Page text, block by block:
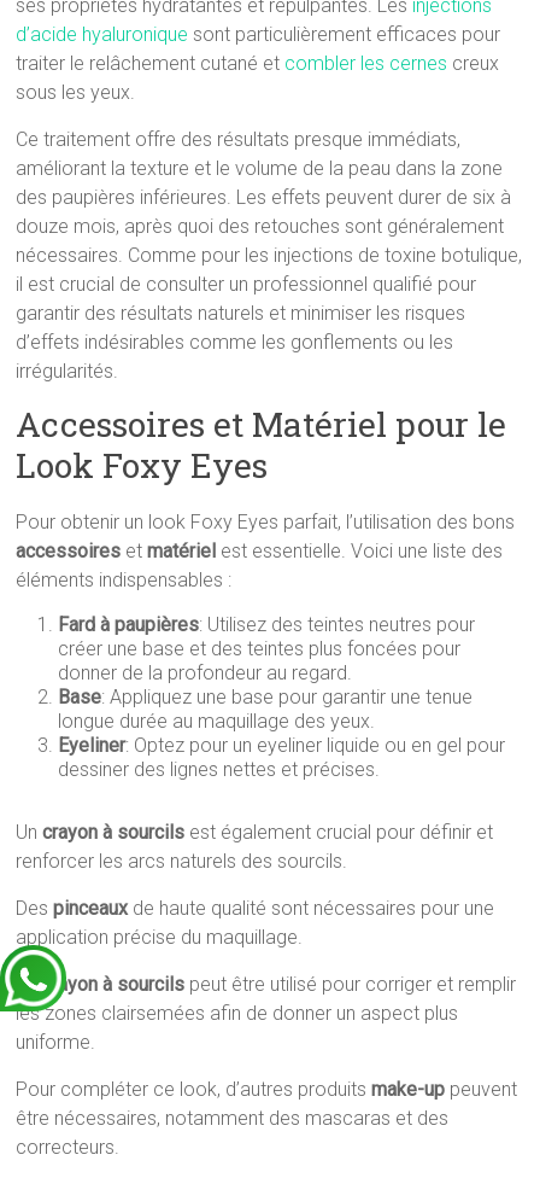
ses propriétés hydratantes et repulpantes. Les injections
d’acide hyaluronique sont particulièrement efficaces pour
traiter le relâchement cutané et combler les cernes creux
sous les yeux.
Ce traitement offre des résultats presque immédiats,
améliorant la texture et le volume de la peau dans la zone
des paupières inférieures. Les effets peuvent durer de six à
douze mois, après quoi des retouches sont généralement
nécessaires. Comme pour les injections de toxine botulique,
il est crucial de consulter un professionnel qualifié pour
garantir des résultats naturels et minimiser les risques
d’effets indésirables comme les gonflements ou les
irrégularités.
Accessoires et Matériel pour le
Look Foxy Eyes
Pour obtenir un look Foxy Eyes parfait, l’utilisation des bons
accessoires etmatériel est essentielle. Voici une liste des
éléments indispensables :
Fard à paupières: Utilisez des teintes neutres pour
créer une base et des teintes plus foncées pour
donner de la profondeur au regard.
Base: Appliquez une base pour garantir une tenue
longue durée au maquillage des yeux.
Eyeliner: Optez pour un eyeliner liquide ou en gel pour
dessiner des lignes nettes et précises.
Uncrayon à sourcils est également crucial pour définir et
renforcer les arcs naturels des sourcils.
Despinceauxde haute qualité sont nécessaires pour une
application précise du maquillage.
Uncrayon à sourcils peut être utilisé pour corriger et remplir
les zones clairsemées afin de donner un aspect plus
uniforme.
Pour compléter ce look, d’autres produitsmake-up peuvent
être nécessaires, notamment des mascaras et des
correcteurs.